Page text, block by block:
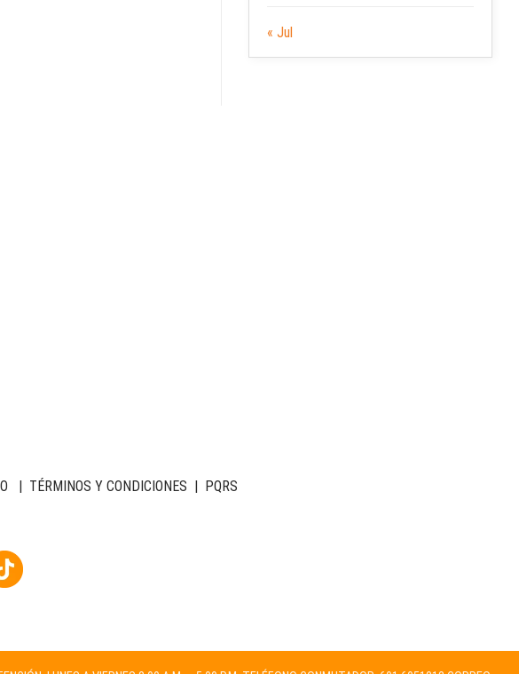
« Jul
| TÉRMINOS Y CONDICIONES | PQRS